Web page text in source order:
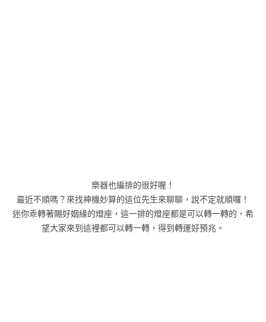
樂器也編排的很好喔！
最近不順嗎？來找神機妙算的這位先生來聊聊，說不定就順囉！
迷你乖轉著賜好姻緣的燈座，這一排的燈座都是可以轉一轉的，希
望大家來到這裡都可以轉一轉，得到轉運好預兆。